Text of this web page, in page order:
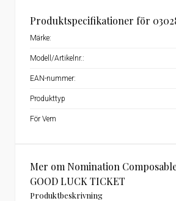
Mer om Nomination
GOOD LUCK TICKET
Produktbeskrivning
Produktspecifikationer för
Märke:
Modell/Artikelnr.:
EAN-nummer:
Produkttyp
För Vem